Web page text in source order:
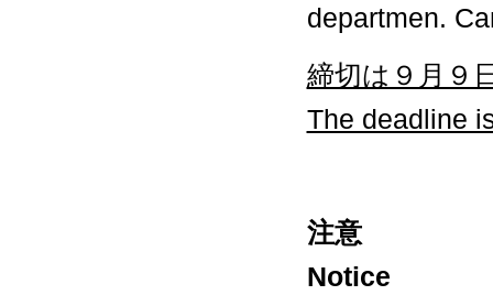
departmen.
締切は９月９
The deadline
注意
Notice